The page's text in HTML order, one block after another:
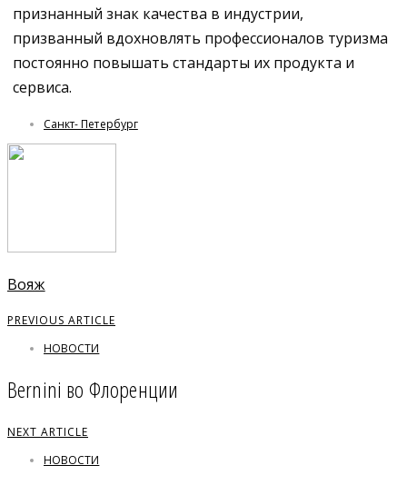
признанный знак качества в индустрии,
призванный вдохновлять профессионалов туризма
постоянно повышать стандарты их продукта и
сервиса.
Санкт- Петербург
Вояж
PREVIOUS ARTICLE
НОВОСТИ
Bernini во Флоренции
NEXT ARTICLE
НОВОСТИ